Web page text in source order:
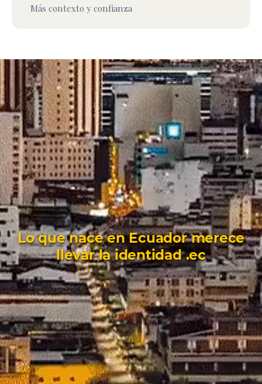
Más contexto y confianza
Lo que nace en Ecuador merece
llevar la identidad .ec